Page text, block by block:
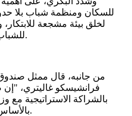
للسكان ومنظمة شباب بلا
لخلق بيئة مشجعة
للشباب العيش الكريم والاستقرار المهني.
من جانبه، قال ممثل
فرانشيسكو غاليتري، "إن
بالشراكة الاستراتيجية مع
بالأساس إلى فتح آفاق جديدة أمام الشباب.